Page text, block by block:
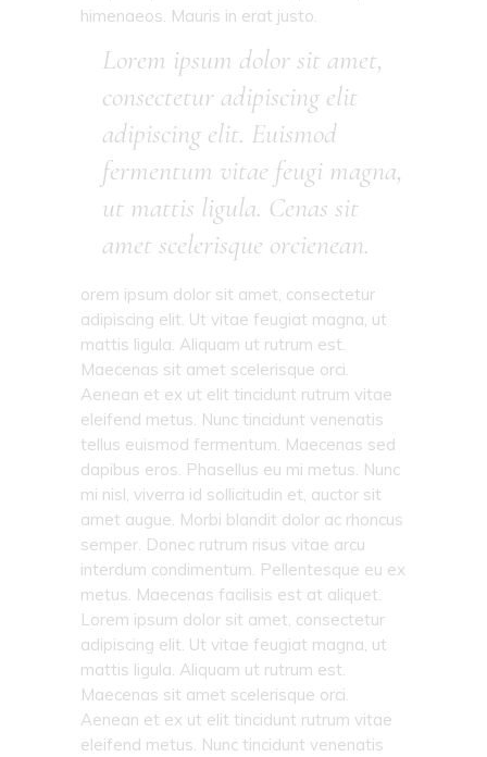
himenaeos. Mauris in erat justo.
Lorem ipsum dolor sit amet,
consectetur adipiscing elit
adipiscing elit. Euismod
fermentum vitae feugi magna,
ut mattis ligula. Cenas sit
amet scelerisque orcienean.
orem ipsum dolor sit amet, consectetur
adipiscing elit. Ut vitae feugiat magna, ut
mattis ligula. Aliquam ut rutrum est.
Maecenas sit amet scelerisque orci.
Aenean et ex ut elit tincidunt rutrum vitae
eleifend metus. Nunc tincidunt venenatis
tellus euismod fermentum. Maecenas sed
dapibus eros. Phasellus eu mi metus. Nunc
mi nisl, viverra id sollicitudin et, auctor sit
amet augue. Morbi blandit dolor ac rhoncus
semper. Donec rutrum risus vitae arcu
interdum condimentum. Pellentesque eu ex
metus. Maecenas facilisis est at aliquet.
Lorem ipsum dolor sit amet, consectetur
adipiscing elit. Ut vitae feugiat magna, ut
mattis ligula. Aliquam ut rutrum est.
Maecenas sit amet scelerisque orci.
Aenean et ex ut elit tincidunt rutrum vitae
eleifend metus. Nunc tincidunt venenatis